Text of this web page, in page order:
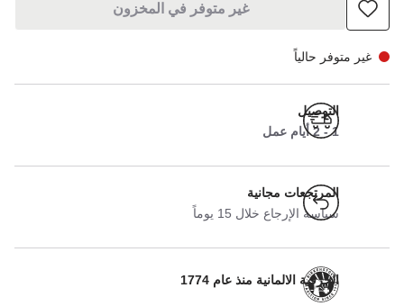
غير متوفر في المخزون
غير متوفر حالياً
التوصيل
1 - 2 أيام عمل
المرتجعات مجانية
سياسة الإرجاع خلال 15 يوماً
الحرفية الالمانية منذ عام 1774